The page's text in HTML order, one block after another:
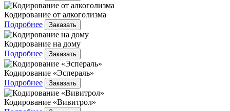
Кодирование от алкоголизма
Подробнее
Заказать
Кодирование на дому
Подробнее
Заказать
Кодирование «Эспераль»
Подробнее
Заказать
Кодирование «Вивитрол»